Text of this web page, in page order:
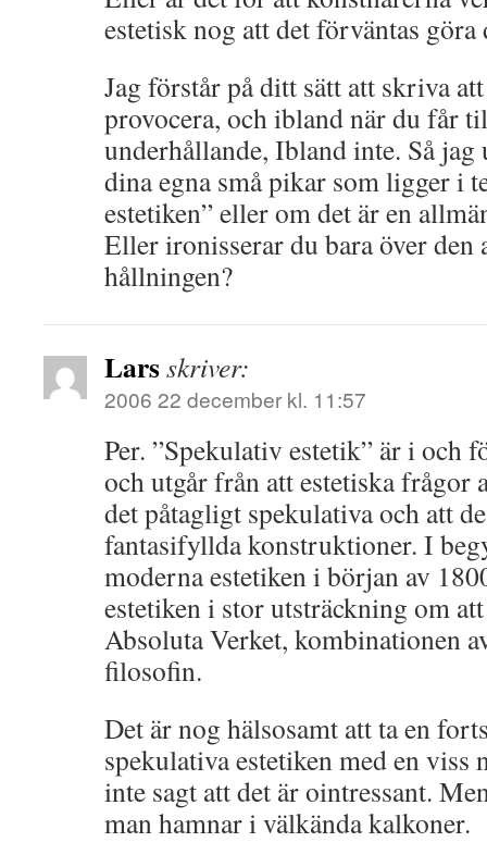
estetisk nog att det förväntas
Jag förstår på ditt sätt att skriva
provocera, och ibland när du får
underhållande, Ibland inte. Så
dina egna små pikar som ligger i
estetiken” eller om det är en
Eller ironisserar du bara över den
hållningen?
Larsskriver:
2006 22 december kl. 11:57
Per. ”Spekulativ estetik” är i och
och utgår från att estetiska frågor
det påtagligt spekulativa och att
fantasifyllda konstruktioner. I
moderna estetiken i början av
estetiken i stor utsträckning om
Absoluta Verket, kombinationen
filosofin.
Det är nog hälsosamt att ta en
spekulativa estetiken med en viss
inte sagt att det är ointressant.
man hamnar i välkända kalkoner.